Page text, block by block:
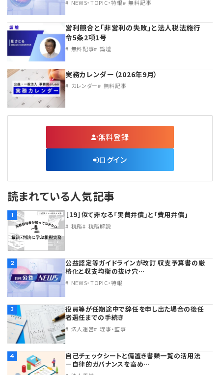
NEWS・TOPIC・特報 無料記事
営利競合と｢非営利の失敗｣と法人税法施行
令5条2項1号
無料記事 論壇
実務カレンダー（2026年9月）
カレンダー 無料記事
無料登録
ログイン
読まれている人気記事
1 ［19］似て非なる「実費弁償」と「費用弁償」
税務 税務解説
2
公益認定等ガイドラインが改訂 収支予算書の厳
格化と収支均衡の抜け穴…
NEWS・TOPIC・特報
3
役員等が任期途中で辞任を申し出た場合の後任
者選任までの手続き
法人運営 理事・監事
4
自己チェックシートと備置き書類一覧の活用法
―自律的ガバナンスを高め…